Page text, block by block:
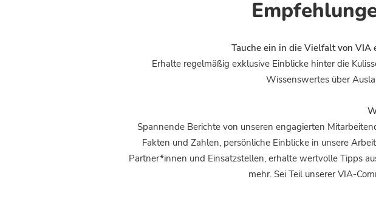
Tauche ein in die Vielfalt von VIA
Erhalte regelmäßig exklusive Einblicke hinter die
Wissenswertes über
Spannende Berichte von unseren engagierten
Fakten und Zahlen, persönliche Einblicke in unsere
Partner*innen und Einsatzstellen, erhalte wertvolle Tipps
mehr. Sei Teil unserer VIA-